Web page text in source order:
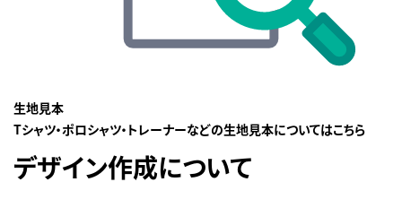
生地見本
Tシャツ・ポロシャツ・トレーナーなどの生地見本についてはこちら
デザイン作成について